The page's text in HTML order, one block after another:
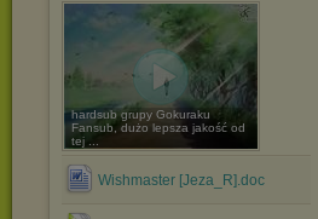
hardsub grupy Gokuraku
Fansub, dużo lepsza jakość od
tej ...
Wishmaster [Jeza_R].doc